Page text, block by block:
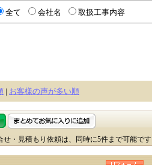
全て 会社名 取扱工事内容
| お客様の声が多い順
・見積もり依頼は、同時に5件まで可能です